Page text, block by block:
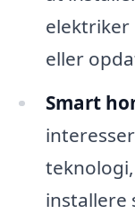
elektriker
eller
Smart
installere